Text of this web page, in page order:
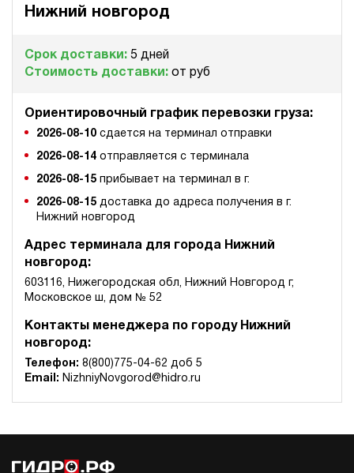
Нижний новгород
Срок доставки: 5 дней
Стоимость доставки: от руб
Ориентировочный график перевозки груза:
2026-08-10 сдается на терминал отправки
2026-08-14 отправляется с терминала
2026-08-15 прибывает на терминал в г.
2026-08-15 доставка до адреса получения в г.
Нижний новгород
Адрес терминала для города Нижний
новгород:
603116, Нижегородская обл, Нижний Новгород г,
Московское ш, дом № 52
Контакты менеджера по городу Нижний
новгород:
Телефон: 8(800)775-04-62 доб 5
Email: NizhniyNovgorod@hidro.ru